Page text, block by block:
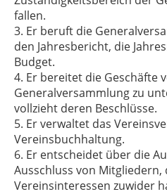
fallen.
3. Er beruft die
den Jahresbericht, die
Budget.
4. Er bereitet die Geschäfte
Generalversammlung zu
vollzieht deren Beschlüsse.
5. Er verwaltet das
Vereinsbuchhaltung.
6. Er entscheidet über die
Ausschluss von Mitgliedern,
Vereinsinteressen zuwider